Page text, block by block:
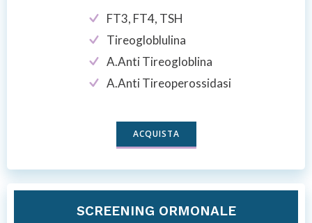
FT3, FT4, TSH
Tireogloblulina
A.Anti Tireogloblina
A.Anti Tireoperossidasi
ACQUISTA
SCREENING ORMONALE